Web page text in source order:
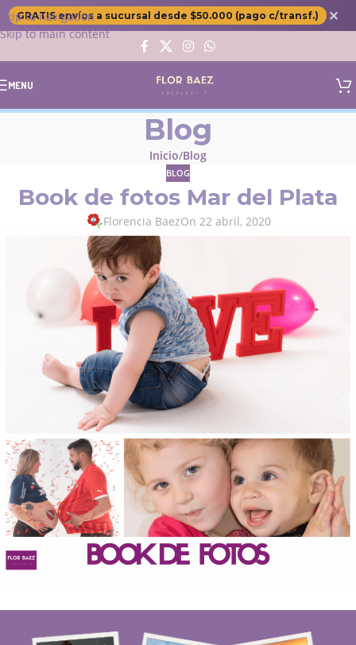
Skip to navigation
Skip to main content
GRATIS envíos a sucursal desde $50.000 (pago c/transf.) ✕
MENU
Blog
Inicio Blog
BLOG
Book de fotos Mar del Plata
Florencia BaezOn 22 abril, 2020